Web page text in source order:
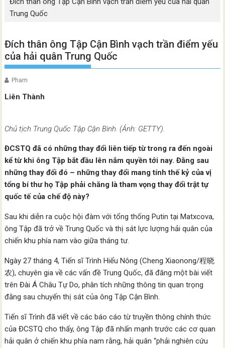
Trung Quốc
Đích thân ông Tập Cận Bình vạch trần điểm yếu
của hải quân Trung Quốc
Pham
Liên Thành
Chủ tịch Trung Quốc Tập Cận Bình. (Ảnh: GETTY).
ĐCSTQ đã có những thay đổi liên tiếp từ trong ra đến ngoài
kể từ khi ông Tập bắt đầu lên nắm quyền tới nay. Đằng sau
những thay đổi đó – những thay đổi mang tính thế kỷ của vị
tổng bí thư họ Tập phải chăng là tham vọng thay đổi trật tự
quốc tế của chế độ này?
Sau khi diễn ra cuộc hội đàm với tổng thống Putin tại Matxcova,
ông Tập đã trở về Trung Quốc và thị sát lực lượng hải quân của
chiến khu phía nam vào giữa tháng tư.
Ngày 27 tháng 4, Tiến sĩ Trình Hiểu Nông (Cheng Xiaonong/程晓
农), chuyên gia về các vấn đề Trung Quốc, đã đăng một bài viết
trên Đài Á Châu Tự Do, phân tích những thông tin quan trọng
đằng sau chuyến thị sát của ông Tập Cận Bình.
Tiến sĩ Trình đã viết về các báo cáo từ truyền thông chính thức
của ĐCSTQ cho thấy, ông Tập đã nhấn mạnh trước các cơ quan
hải quân ở chiến khu phía nam rằng, hải quân “phải nghiên cứu